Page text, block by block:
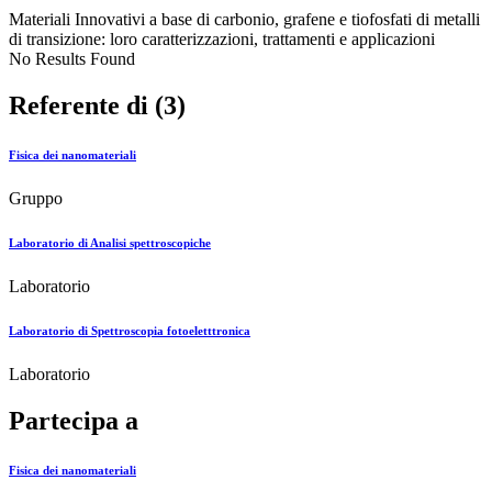
Materiali Innovativi a base di carbonio, grafene e tiofosfati di metalli
di transizione: loro caratterizzazioni, trattamenti e applicazioni
No Results Found
Referente di (3)
Fisica dei nanomateriali
Gruppo
Laboratorio di Analisi spettroscopiche
Laboratorio
Laboratorio di Spettroscopia fotoeletttronica
Laboratorio
Partecipa a
Fisica dei nanomateriali